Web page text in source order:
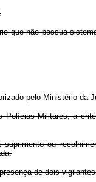
que não possua
pelo Ministério da
Polícias Militares, a
ou
de dois